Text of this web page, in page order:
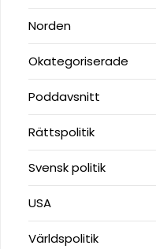
Norden
Okategoriserade
Poddavsnitt
Rättspolitik
Svensk politik
USA
Världspolitik